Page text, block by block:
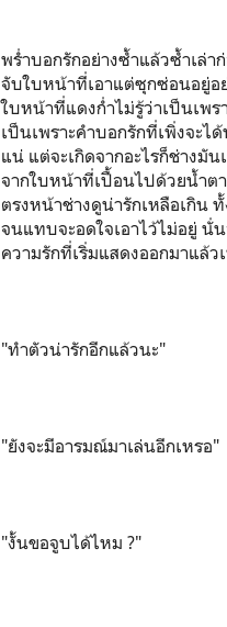
พร่ำบอกรักอย่างซ้ำแล้วซ้ำเล่า
จับใบหน้าที่เอาแต่ซุกซ่อนอยู่อ
ใบหน้าที่แดงก่ำไม่รู้ว่าเป็นเพร
เป็นเพราะคำบอกรักที่เพิ่งจะไ
แน่ แต่จะเกิดจากอะไรก็ช่างมัน
จากใบหน้าที่เปื้อนไปด้วยน้ำต
ตรงหน้าช่างดูน่ารักเหลือเกิน
จนแทบจะอดใจเอาไว้ไม่อยู่ นั่
ความรักที่เริ่มแสดงออกมาแล้
"ทำตัวน่ารักอีกแล้วนะ"
"ยังจะมีอารมณ์มาเล่นอีกเหรอ"
"งั้นขอจูบได้ไหม ?"